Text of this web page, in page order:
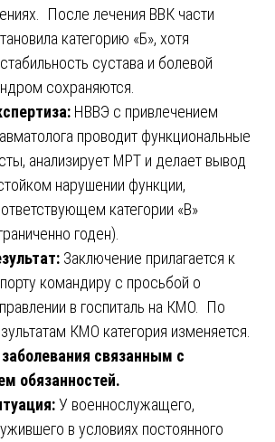
После лечения ВВК части
категорию «Б», хотя
сустава и болевой
сохраняются.
НВВЭ с привлечением
проводит функциональные
анализирует МРТ и делает вывод
нарушении функции,
категории «В»
годен).
Заключение прилагается к
командиру с просьбой о
в госпиталь на КМО. По
КМО категория изменяется.
связанным с
обязанностей.
У военнослужащего,
в условиях постоянного